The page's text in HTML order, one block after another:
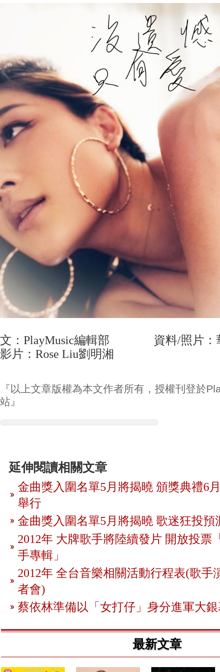
文：PlayMusic編輯部 資料/照
影片：Rose Liu劉明湘
『以上文章版權為本文作者所有，授權刊登於
站』
延伸閱讀相關文章
金曲獎入圍名單5月將揭曉 頒獎典禮6
舉行
金曲獎入圍名單5月將揭曉 歌迷狂投預
2012年 大牌歌手將陸續發片 開放投票
手專輯」
2012年 全台音樂相關活動行程表(歌手
者會)
蔡依林準備以「女打仔」身分進軍大
最新文章